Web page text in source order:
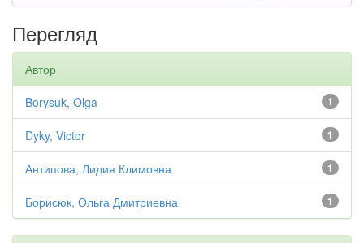
Перегляд
Автор
1
Borysuk, Olga
1
Dyky, Victor
1
Антипова, Лидия Климовна
1
Борисюк, Ольга Дмитриевна